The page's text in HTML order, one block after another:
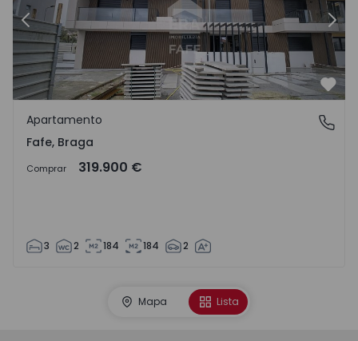
Anterior
Fafe, Braga
Apartamento
Fafe, Braga
Comprar 319.900 €
3 2 184 184 2
Mapa Lista